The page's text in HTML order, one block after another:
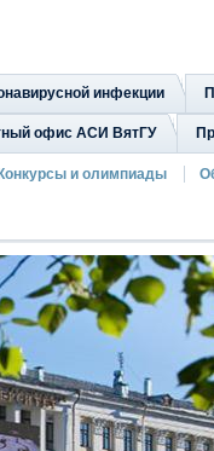
инфекции
офис АСИ ВятГУ
Конкурсы и олимпиады